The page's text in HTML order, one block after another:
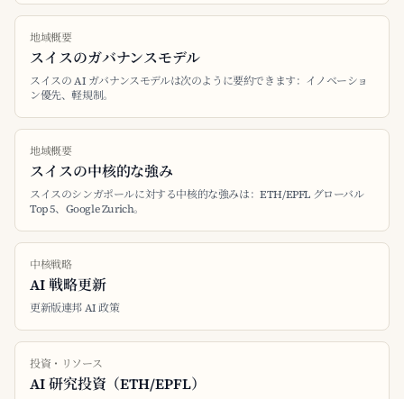
地域概要
スイスのガバナンスモデル
スイスの AI ガバナンスモデルは次のように要約できます：イノベーショ
ン優先、軽規制。
地域概要
スイスの中核的な強み
スイスのシンガポールに対する中核的な強みは：ETH/EPFL グローバル
Top 5、Google Zurich。
中核戦略
AI 戦略更新
更新版連邦 AI 政策
投資・リソース
AI 研究投資（ETH/EPFL）